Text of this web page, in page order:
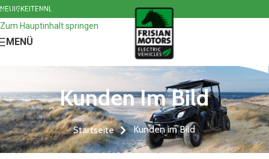
Zur Navigation springen
Zum Hauptinhalt springen
NEUIGKEITENNL
MENÜ
Kunden Im Bild
Startseite Kunden im Bild